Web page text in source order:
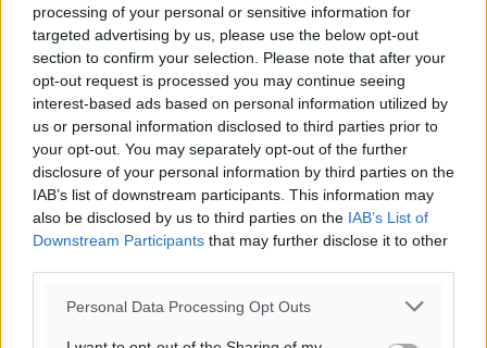
processing of your personal or sensitive information for
targeted advertising by us, please use the below opt-out
section to confirm your selection. Please note that after your
opt-out request is processed you may continue seeing
interest-based ads based on personal information utilized by
us or personal information disclosed to third parties prior to
your opt-out. You may separately opt-out of the further
disclosure of your personal information by third parties on the
IAB’s list of downstream participants. This information may
also be disclosed by us to third parties on the IAB’s List of
Downstream Participants that may further disclose it to other
Personal Data Processing Opt Outs